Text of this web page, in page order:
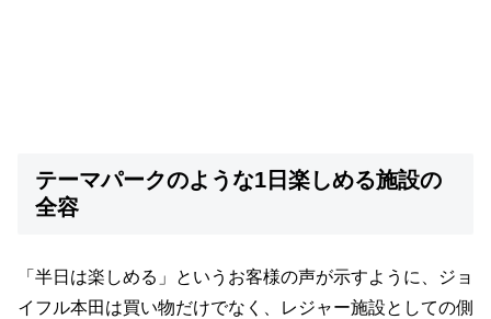
テーマパークのような1日楽しめる施設の
全容
「半日は楽しめる」というお客様の声が示すように、ジョ
イフル本田は買い物だけでなく、レジャー施設としての側